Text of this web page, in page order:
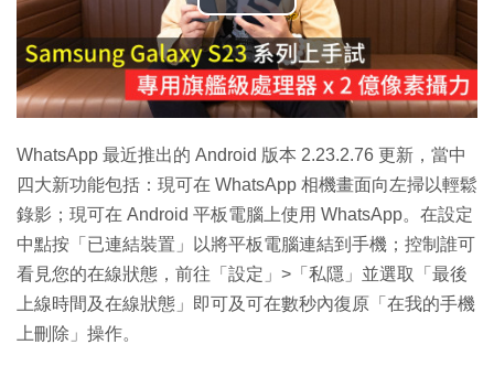
播
放
影
片
WhatsApp 最近推出的 Android 版本 2.23.2.76 更新，當中
四大新功能包括：現可在 WhatsApp 相機畫面向左掃以輕鬆
錄影；現可在 Android 平板電腦上使用 WhatsApp。在設定
中點按「已連結裝置」以將平板電腦連結到手機；控制誰可
看見您的在線狀態，前往「設定」>「私隱」並選取「最後
上線時間及在線狀態」即可及可在數秒內復原「在我的手機
上刪除」操作。